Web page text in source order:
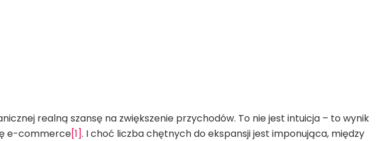
realną szansę na zwiększenie przychodów. To nie jest intuicja – to wynik
e-commerce[1]. I choć liczba chętnych do ekspansji jest imponująca, między